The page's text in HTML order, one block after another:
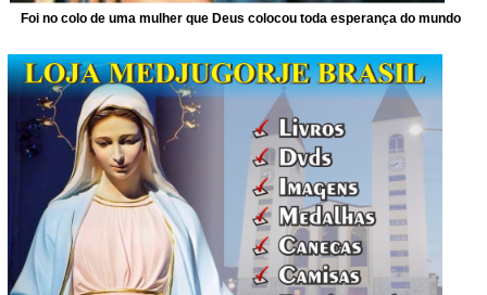
Foi no colo de uma mulher que Deus colocou toda esperança do mundo